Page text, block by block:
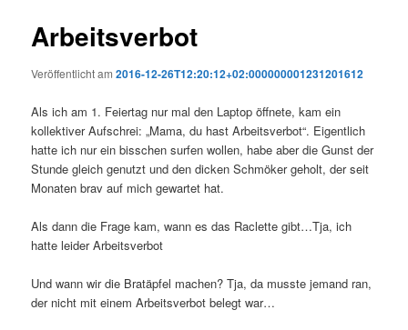
Arbeitsverbot
Veröffentlicht am2016-12-26T12:20:12+02:000000001231201612
Als ich am 1. Feiertag nur mal den Laptop öffnete, kam ein
kollektiver Aufschrei: „Mama, du hast Arbeitsverbot“. Eigentlich
hatte ich nur ein bisschen surfen wollen, habe aber die Gunst der
Stunde gleich genutzt und den dicken Schmöker geholt, der seit
Monaten brav auf mich gewartet hat.
Als dann die Frage kam, wann es das Raclette gibt…Tja, ich
hatte leider Arbeitsverbot
Und wann wir die Bratäpfel machen? Tja, da musste jemand ran,
der nicht mit einem Arbeitsverbot belegt war…